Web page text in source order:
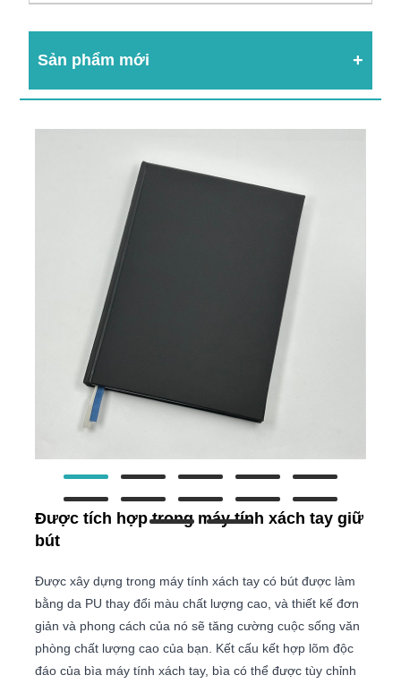
Sản phẩm mới
Được tích hợp trong máy tính xách tay giữ
bút
Được xây dựng trong máy tính xách tay có bút được làm
bằng da PU thay đổi màu chất lượng cao, và thiết kế đơn
giản và phong cách của nó sẽ tăng cường cuộc sống văn
phòng chất lượng cao của bạn. Kết cấu kết hợp lõm độc
đáo của bìa máy tính xách tay, bìa có thể được tùy chỉnh